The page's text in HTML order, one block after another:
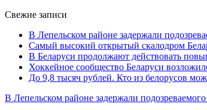
Свежие записи
В Лепельском районе задержали
Самый высокий открытый скалодром
В Беларуси продолжают действовать
Хоккейное сообщество Беларуси
До 9,8 тысяч рублей. Кто из белорусов
В Лепельском районе задержали подозреваемого